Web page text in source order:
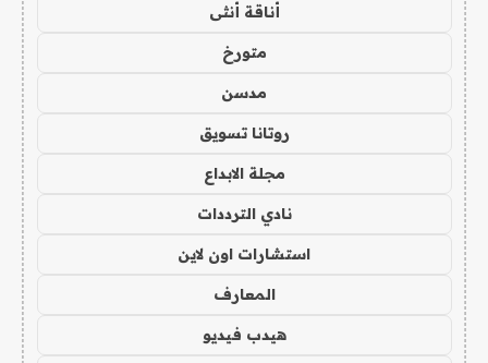
أناقة أنثى
متورخ
مدسن
روتانا تسويق
مجلة الابداع
نادي الترددات
استشارات اون لاين
المعارف
هيدب فيديو